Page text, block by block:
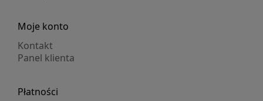
Moje konto
Kontakt
Panel klienta
Płatności